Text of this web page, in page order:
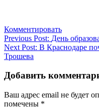
Комментировать
Навигация
по
Previous Post: День
Next Post: В Краснодаре
Трошева
Добавить
Ваш адрес email не будет
помечены *